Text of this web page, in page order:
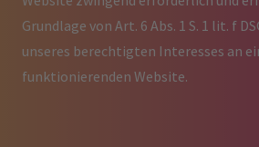
Grundlage von Art. 6 Abs. 1 S. 1 lit. f
unseres berechtigten Interesses an
funktionierenden Website.